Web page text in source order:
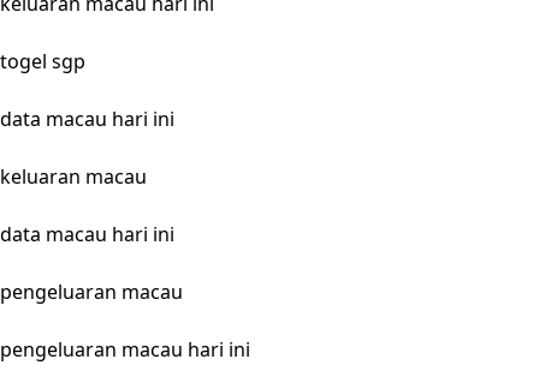
togel sgp
data macau hari ini
keluaran macau
data macau hari ini
pengeluaran macau
pengeluaran macau hari ini